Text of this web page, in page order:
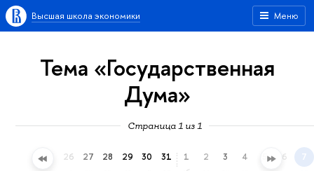
Меню
Высшая школа экономики
Тема «Государственная
Дума»
Страница 1 из 1
25 26 27 28 29 30 31 1 2 3 4 5 6 7